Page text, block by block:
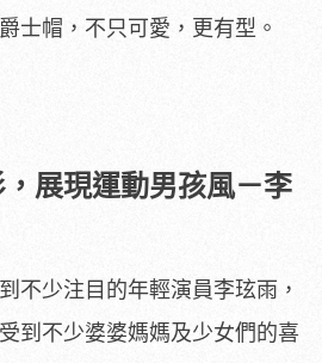
士帽，不只可愛，更有型。
展現運動男孩風－李
不少注目的年輕演員李玹雨，
到不少婆婆媽媽及少女們的喜